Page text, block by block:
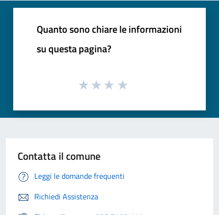
Quanto sono chiare le informazioni
su questa pagina?
Contatta il comune
Leggi le domande frequenti
Richiedi Assistenza